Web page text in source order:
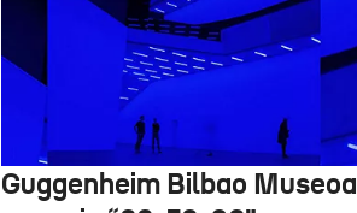
Guggenheim Bilbao Museoa